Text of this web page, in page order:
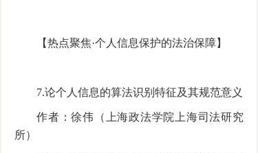
【热点聚焦·个人信息保护的法治保障】
7.论个人信息的算法识别特征及其规范意义
作者：徐伟（上海政法学院上海司法研究
所）